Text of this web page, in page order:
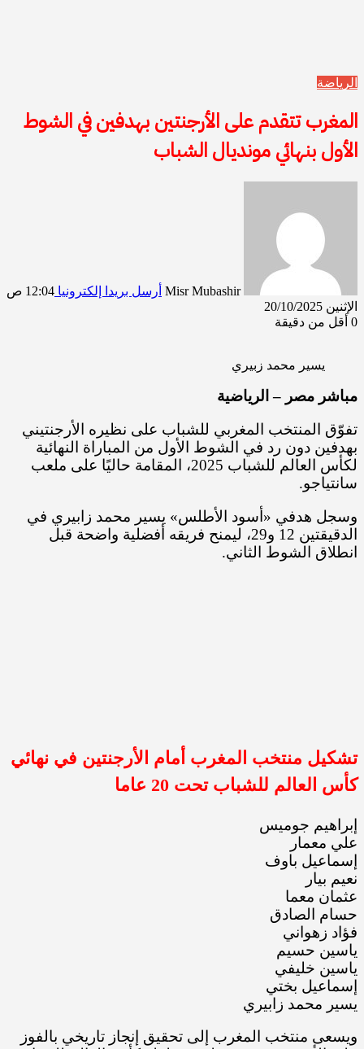
الرياضة
المغرب تتقدم على الأرجنتين بهدفين في الشوط
الأول بنهائي مونديال الشباب
Misr Mubashir أرسل بريدا إلكترونيا
12:04 ص
الإثنين 20/10/2025
0 أقل من دقيقة
يسير محمد زبيري
مباشر مصر – الرياضية
تفوّق المنتخب المغربي للشباب على نظيره الأرجنتيني
بهدفين دون رد في الشوط الأول من المباراة النهائية
لكأس العالم للشباب 2025، المقامة حاليًا على ملعب
سانتياجو.
وسجل هدفي «أسود الأطلس» يسير محمد زابيري في
الدقيقتين 12 و29، ليمنح فريقه أفضلية واضحة قبل
انطلاق الشوط الثاني.
تشكيل منتخب المغرب أمام الأرجنتين في نهائي
كأس العالم للشباب تحت 20 عاما
إبراهيم جوميس
علي معمار
إسماعيل باوف
نعيم بيار
عثمان معما
حسام الصادق
فؤاد زهواني
ياسين حسيم
ياسين خليفي
إسماعيل بختي
يسير محمد زابيري
ويسعى منتخب المغرب إلى تحقيق إنجاز تاريخي بالفوز